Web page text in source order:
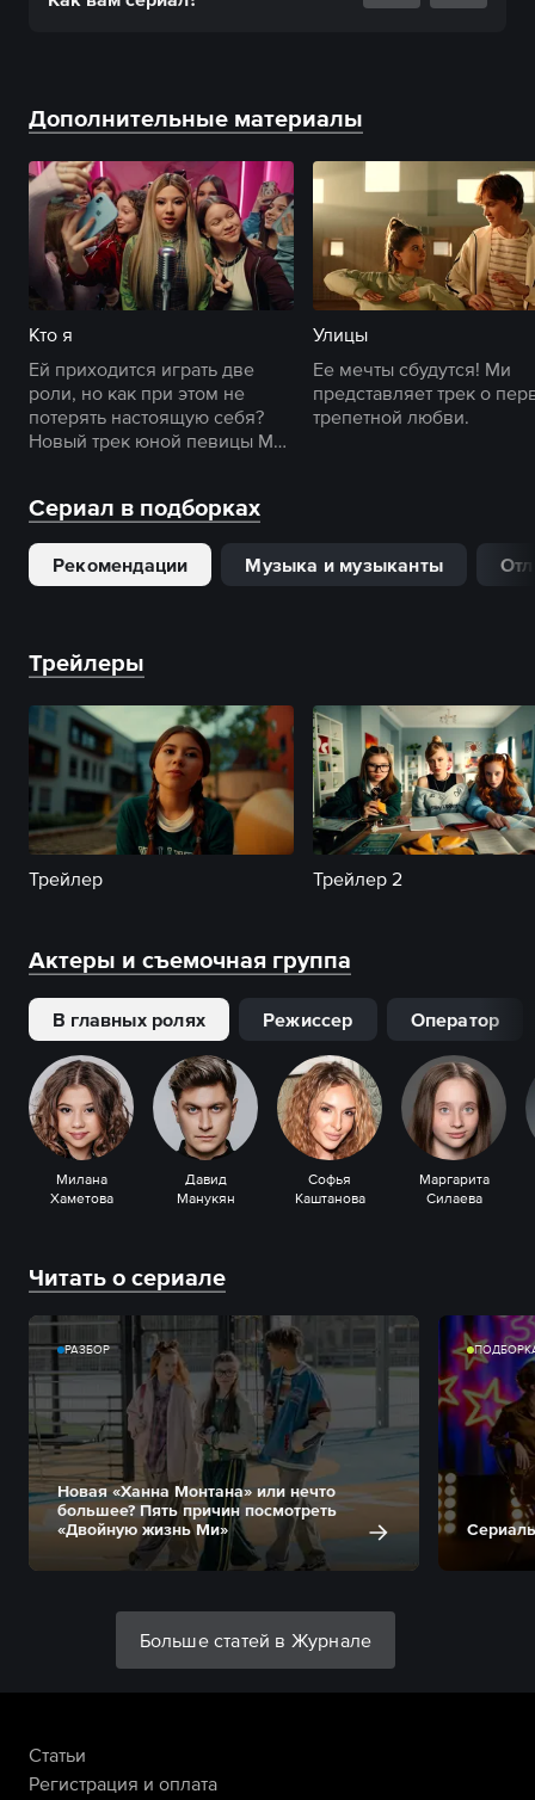
Дополнительные материалы
Кто я
Ей приходится играть две
роли, но как при этом не
потерять настоящую себя?
Новый трек юной певицы Ми
Улицы
Ее мечты сбудутся! Ми
представляет трек о
трепетной любви.
Сериал в подборках
Рекомендации Музыка и музыканты
Трейлеры
Трейлер Трейлер 2
Актеры и съемочная группа
В главных ролях Режиссер Оператор
Милана
Хаметова
Давид
Манукян
Софья
Каштанова
Маргарита
Силаева
Читать о сериале
РАЗБОР
Новая «Ханна Монтана» или нечто
большее? Пять причин посмотреть
«Двойную жизнь Ми»
Больше статей в Журнале
Статьи
Регистрация и оплата